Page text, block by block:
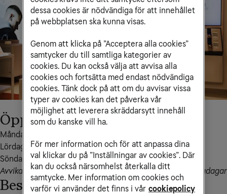
Öppettider
Måndag – fredag 10-20
Lördag 10-18
Söndag 11-18
Avvikande öppettider kan förekomma i samband med helgdagar
Besöksadress
dessa cookies är nödvändiga för att innehållet
på webbplatsen ska kunna visas.
Genom att klicka på ”Acceptera alla cookies”
samtycker du till samtliga kategorier av
cookies. Du kan också välja att avvisa alla
cookies och fortsätta med endast nödvändiga
cookies. Tänk dock på att om du avvisar vissa
typer av cookies kan det påverka vår
möjlighet att leverera skräddarsytt innehåll
som du kanske vill ha.
För mer information och för att anpassa dina
val klickar du på ”Inställningar av cookies”. Där
kan du också närsomhelst återkalla ditt
samtycke. Mer information om cookies och
varför vi använder det finns i vår cookiepolicy